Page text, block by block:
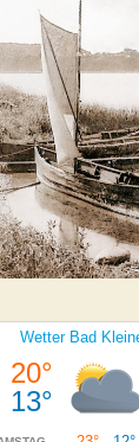
Datenschutz